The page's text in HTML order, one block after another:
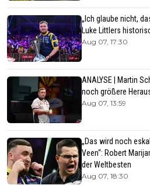
„Ich glaube nicht,
Luke Littlers
Aug 07, 17:30
ANALYSE | Martin
noch größere
Aug 07, 13:59
„Das wird noch
Veen“: Robert
der Weltbesten
Aug 07, 18:30